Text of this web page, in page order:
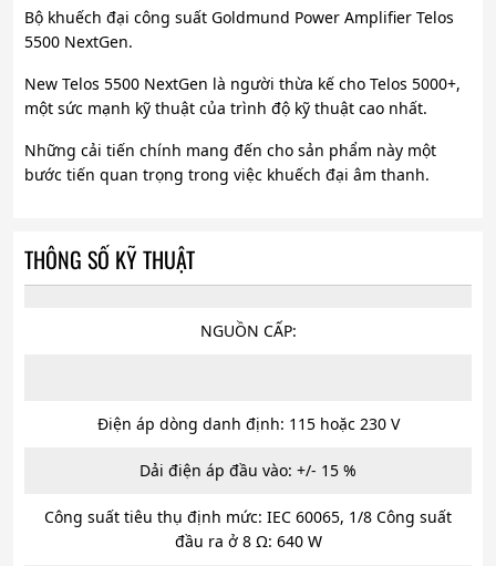
Bộ khuếch đại công suất Goldmund Power Amplifier Telos
5500 NextGen.
New Telos 5500 NextGen là người thừa kế cho Telos 5000+,
một sức mạnh kỹ thuật của trình độ kỹ thuật cao nhất.
Những cải tiến chính mang đến cho sản phẩm này một
bước tiến quan trọng trong việc khuếch đại âm thanh.
THÔNG SỐ KỸ THUẬT
NGUỒN CẤP:
Điện áp dòng danh định: 115 hoặc 230 V
Dải điện áp đầu vào: +/- 15 %
Công suất tiêu thụ định mức: IEC 60065, 1/8 Công suất
đầu ra ở 8 Ω: 640 W